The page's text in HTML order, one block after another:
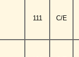
111 C/E